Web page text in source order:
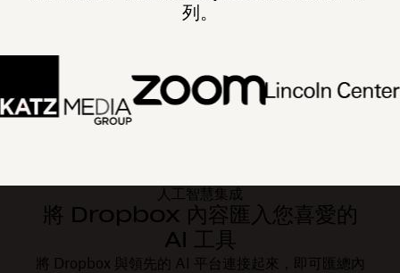
列。
人工智慧集成
將 Dropbox 內容匯入您喜愛的
AI 工具
將 Dropbox 與領先的 AI 平台連接起來，即可匯總內